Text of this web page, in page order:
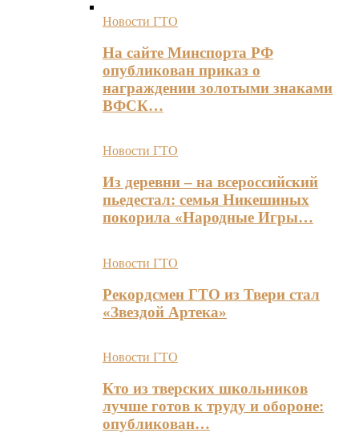
Новости ГТО
На сайте Минспорта РФ
опубликован приказ о
награждении золотыми знаками
ВФСК…
Новости ГТО
Из деревни – на всероссийский
пьедестал: семья Никешиных
покорила «Народные Игры…
Новости ГТО
Рекордсмен ГТО из Твери стал
«Звездой Артека»
Новости ГТО
Кто из тверских школьников
лучше готов к труду и обороне:
опубликован…